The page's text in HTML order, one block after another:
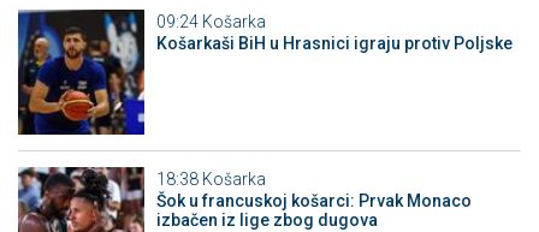
09:24 Košarka
Košarkaši BiH u Hrasnici igraju protiv Poljske
18:38 Košarka
Šok u francuskoj košarci: Prvak Monaco
izbačen iz lige zbog dugova